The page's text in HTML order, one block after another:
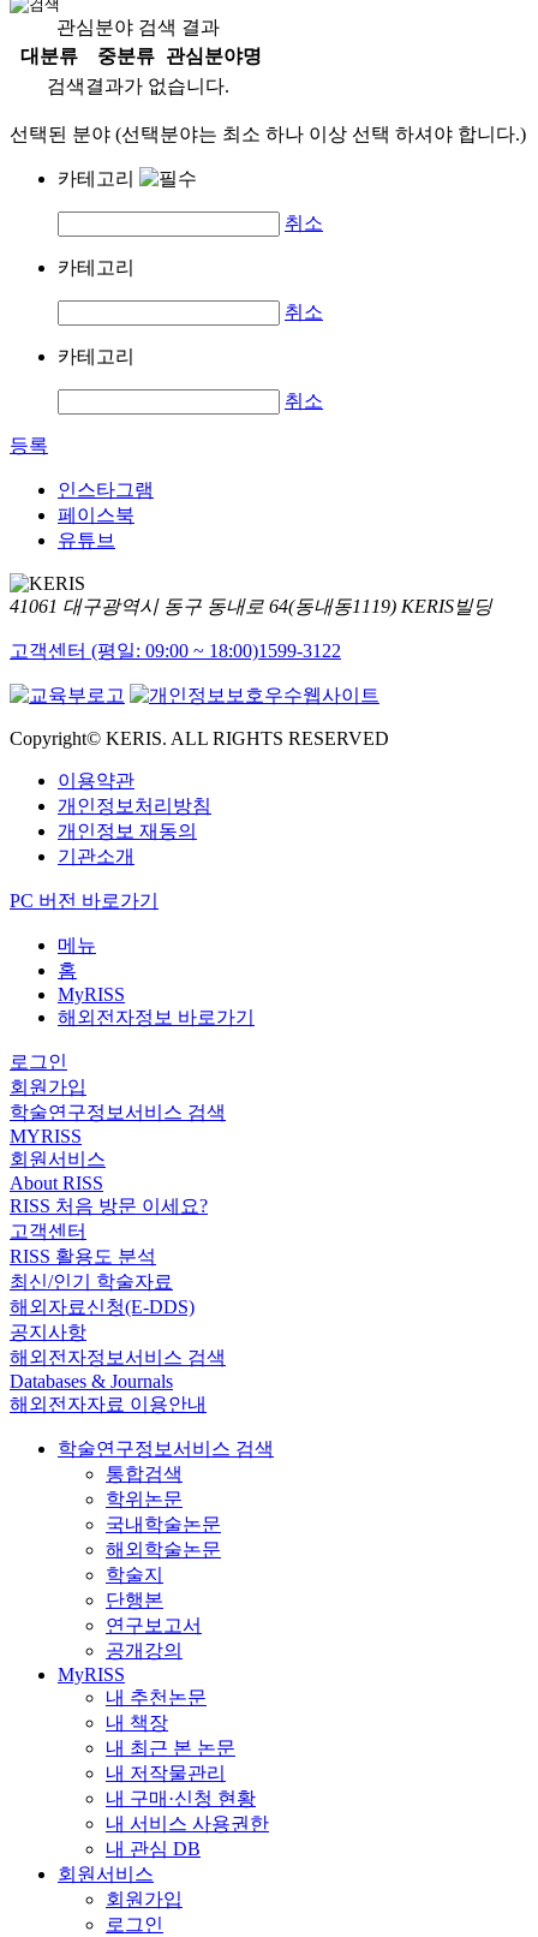
관심분야 검색 결과
대분류
중분류
관심분야명
검색결과가 없습니다.
선택된 분야 (선택분야는 최소 하나 이상 선택 하셔야 합니다.)
카테고리
취소
카테고리
취소
카테고리
취소
등록
인스타그램
페이스북
유튜브
41061 대구광역시 동구 동내로 64(동내동1119) KERIS빌딩
고객센터 (평일: 09:00 ~ 18:00)1599-3122
Copyright© KERIS. ALL RIGHTS RESERVED
이용약관
개인정보처리방침
개인정보 재동의
기관소개
PC 버전 바로가기
메뉴
홈
MyRISS
해외전자정보 바로가기
로그인
회원가입
학술연구정보서비스 검색
MYRISS
회원서비스
About RISS
RISS 처음 방문 이세요?
고객센터
RISS 활용도 분석
최신/인기 학술자료
해외자료신청(E-DDS)
공지사항
해외전자정보서비스 검색
Databases & Journals
해외전자자료 이용안내
학술연구정보서비스 검색
통합검색
학위논문
국내학술논문
해외학술논문
학술지
단행본
연구보고서
공개강의
MyRISS
내 추천논문
내 책장
내 최근 본 논문
내 저작물관리
내 구매·신청 현황
내 서비스 사용권한
내 관심 DB
회원서비스
회원가입
로그인